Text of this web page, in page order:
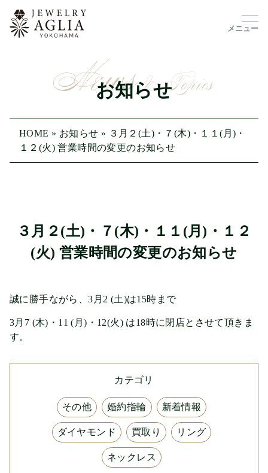
メニュー
お知らせ
HOME » お知らせ » ３月２(土)・７(木)・１１(月)・
１２(火) 営業時間の変更のお知らせ
３月２(土)・７(木)・１１(月)・１２
(火) 営業時間の変更のお知らせ
誠に勝手ながら、3月2 (土)は15時まで
3月7 (木)・11 (月)・12(火) は18時に閉店とさせて頂きま
す。
カテゴリ
その他 婚約指輪 新着情報
ダイヤモンド 買取り リング
ネックレス